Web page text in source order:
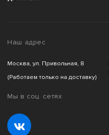
Наш адрес
Москва, ул. Привольная, 8
(Работаем только на доставку)
Мы в соц. сетях